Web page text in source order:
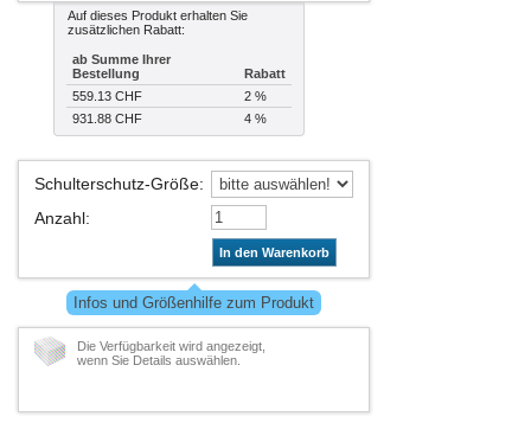
Auf dieses Produkt erhalten Sie
zusätzlichen Rabatt:
ab Summe Ihrer
Bestellung
Rabatt
559.13 CHF
2 %
931.88 CHF
4 %
Schulterschutz-Größe:
Anzahl:
In den Warenkorb
Infos und Größenhilfe zum Produkt
Die Verfügbarkeit wird angezeigt,
wenn Sie Details auswählen.